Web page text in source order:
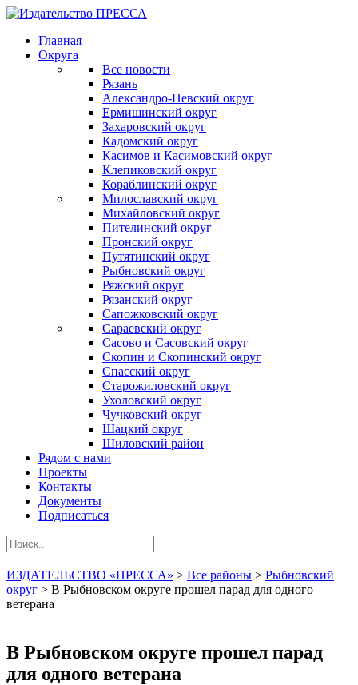
Главная
Округа
Все новости
Рязань
Александро-Невский округ
Ермишинский округ
Захаровский округ
Кадомский округ
Касимов и Касимовский округ
Клепиковский округ
Кораблинский округ
Милославский округ
Михайловский округ
Пителинский округ
Пронский округ
Путятинский округ
Рыбновский округ
Ряжский округ
Рязанский округ
Сапожковский округ
Сараевский округ
Сасово и Сасовский округ
Скопин и Скопинский округ
Спасский округ
Старожиловский округ
Ухоловский округ
Чучковский округ
Шацкий округ
Шиловский район
Рядом с нами
Проекты
Контакты
Документы
Подписаться
ИЗДАТЕЛЬСТВО «ПРЕССА» > Все районы > Рыбновский
округ > В Рыбновском округе прошел парад для одного
ветерана
В Рыбновском округе прошел парад
для одного ветерана